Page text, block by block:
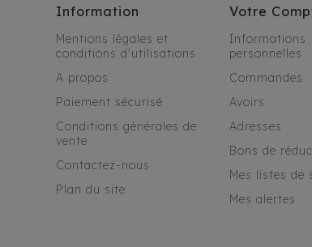
Information
Mentions légales et
conditions d'utilisations
A propos
Paiement sécurisé
Conditions générales de
vente
Contactez-nous
Plan du site
Votre
Informations
personnelles
Commandes
Avoirs
Adresses
Bons de
Mes listes de
Mes alertes